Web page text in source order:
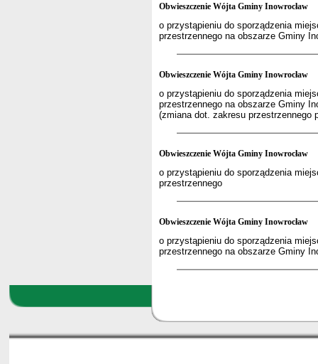
Obwieszczenie Wójta Gminy Inowrocław
o przystąpieniu do sporządzenia
przestrzennego na obszarze Gminy
Obwieszczenie Wójta Gminy Inowrocław
o przystąpieniu do sporządzenia
przestrzennego na obszarze Gminy
(zmiana dot. zakresu przestrzennego
Obwieszczenie Wójta Gminy Inowrocław
o przystąpieniu do sporządzenia
przestrzennego
Obwieszczenie Wójta Gminy Inowrocław
o przystąpieniu do sporządzenia
przestrzennego na obszarze Gminy